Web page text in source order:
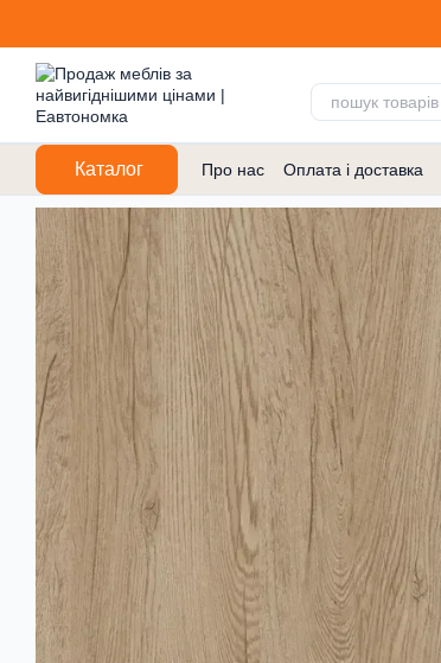
Каталог Про нас Оплата і доставка
Договір публічної оферти